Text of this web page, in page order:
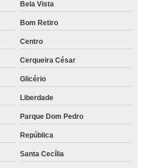
Bela Vista
Bom Retiro
Centro
Cerqueira César
Glicério
Liberdade
Parque Dom Pedro
República
Santa Cecília